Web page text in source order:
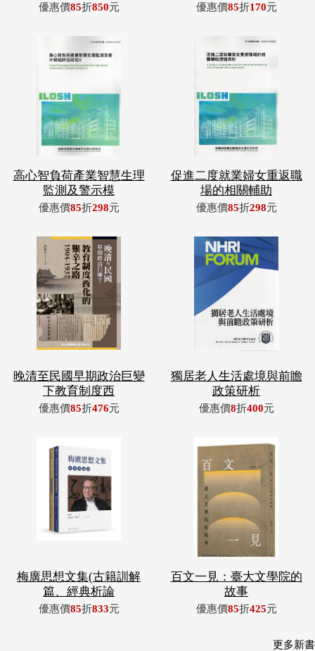
優惠價85折850元 優惠價85折170元
高心智負荷產業智慧生理
監測及警示模
優惠價85折298元
促進二度就業婦女重返職
場的相關輔助
優惠價85折298元
晚清至民國早期政治巨變
下教育制度西
優惠價85折476元
獨居老人生活處境與前瞻
政策研析
優惠價8折400元
梅廣思想文集(古籍訓解
篇、經典析論
優惠價85折833元
百文一見：臺大文學院的
故事
優惠價85折425元
更多新書